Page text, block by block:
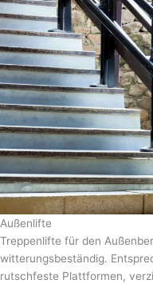
Außenlifte
Treppenlifte für den
witterungsbeständig.
rutschfeste Plattformen,